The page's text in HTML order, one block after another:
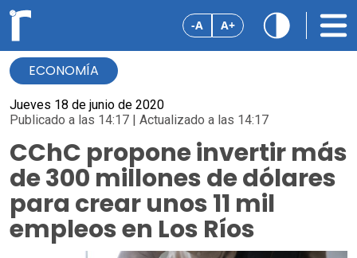
-A A+
ECONOMÍA
Jueves 18 de junio de 2020
Publicado a las 14:17 | Actualizado a las 14:17
CChC propone invertir más
de 300 millones de dólares
para crear unos 11 mil
empleos en Los Ríos